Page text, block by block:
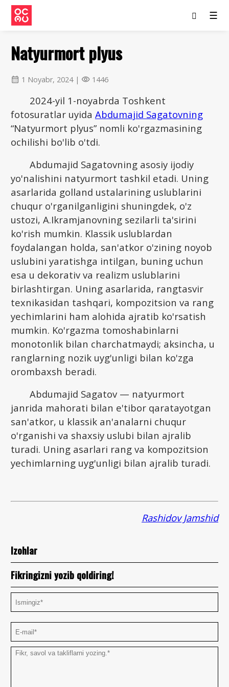
☰
Natyurmort plyus
calendar_month 1 Noyabr, 2024 | visibility 1446
2024-yil 1-noyabrda Toshkent
fotosuratlar uyida Abdumajid Sagatovning
“Natyurmort plyus” nomli ko'rgazmasining
ochilishi bo'lib o'tdi.
Abdumajid Sagatovning asosiy ijodiy
yo'nalishini natyurmort tashkil etadi. Uning
asarlarida golland ustalarining uslublarini
chuqur o'rganilganligini shuningdek, o'z
ustozi, A.Ikramjanovning sezilarli ta'sirini
ko'rish mumkin. Klassik uslublardan
foydalangan holda, san'atkor o'zining noyob
uslubini yaratishga intilgan, buning uchun
esa u dekorativ va realizm uslublarini
birlashtirgan. Uning asarlarida, rangtasvir
texnikasidan tashqari, kompozitsion va rang
yechimlarini ham alohida ajratib ko'rsatish
mumkin. Ko'rgazma tomoshabinlarni
monotonlik bilan charchatmaydi; aksincha, u
ranglarning nozik uyg'unligi bilan ko'zga
orombaxsh beradi.
Abdumajid Sagatov — natyurmort
janrida mahorati bilan e'tibor qaratayotgan
san'atkor, u klassik an'analarni chuqur
o'rganishi va shaxsiy uslubi bilan ajralib
turadi. Uning asarlari rang va kompozitsion
yechimlarning uyg'unligi bilan ajralib turadi.
Rashidov Jamshid
Izohlar
Fikringizni yozib qoldiring!